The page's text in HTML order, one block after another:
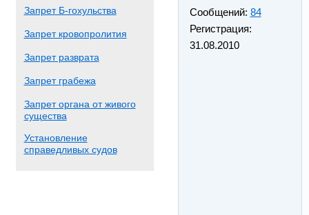
Запрет Б-гохульства
Запрет кровопролития
Запрет разврата
Запрет грабежа
Запрет органа от живого
существа
Установление
справедливых судов
Сообщений: 84
Регистрация:
31.08.2010